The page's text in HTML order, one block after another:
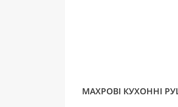
МАХРОВІ КУХОННІ